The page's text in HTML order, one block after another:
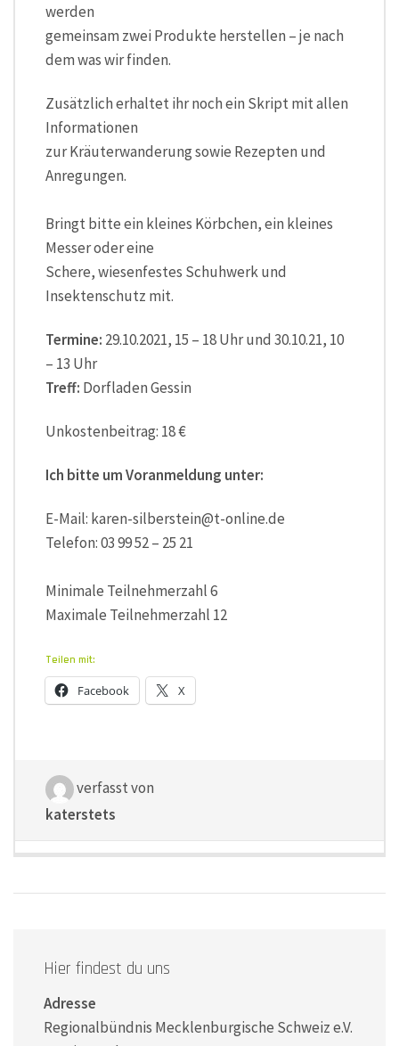
werden
gemeinsam zwei Produkte herstellen – je nach
dem was wir finden.
Zusätzlich erhaltet ihr noch ein Skript mit allen
Informationen
zur Kräuterwanderung sowie Rezepten und
Anregungen.
Bringt bitte ein kleines Körbchen, ein kleines
Messer oder eine
Schere, wiesenfestes Schuhwerk und
Insektenschutz mit.
Termine: 29.10.2021, 15 – 18 Uhr und 30.10.21, 10
– 13 Uhr
Treff: Dorfladen Gessin
Unkostenbeitrag: 18 €
Ich bitte um Voranmeldung unter:
E-Mail: karen-silberstein@t-online.de
Telefon: 03 99 52 – 25 21
Minimale Teilnehmerzahl 6
Maximale Teilnehmerzahl 12
Teilen mit:
Facebook X
verfasst von
katerstets
Hier findest du uns
Adresse
Regionalbündnis Mecklenburgische Schweiz e.V.